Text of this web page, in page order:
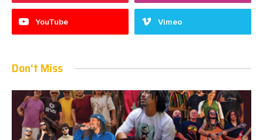
YouTube Vimeo
Don't Miss